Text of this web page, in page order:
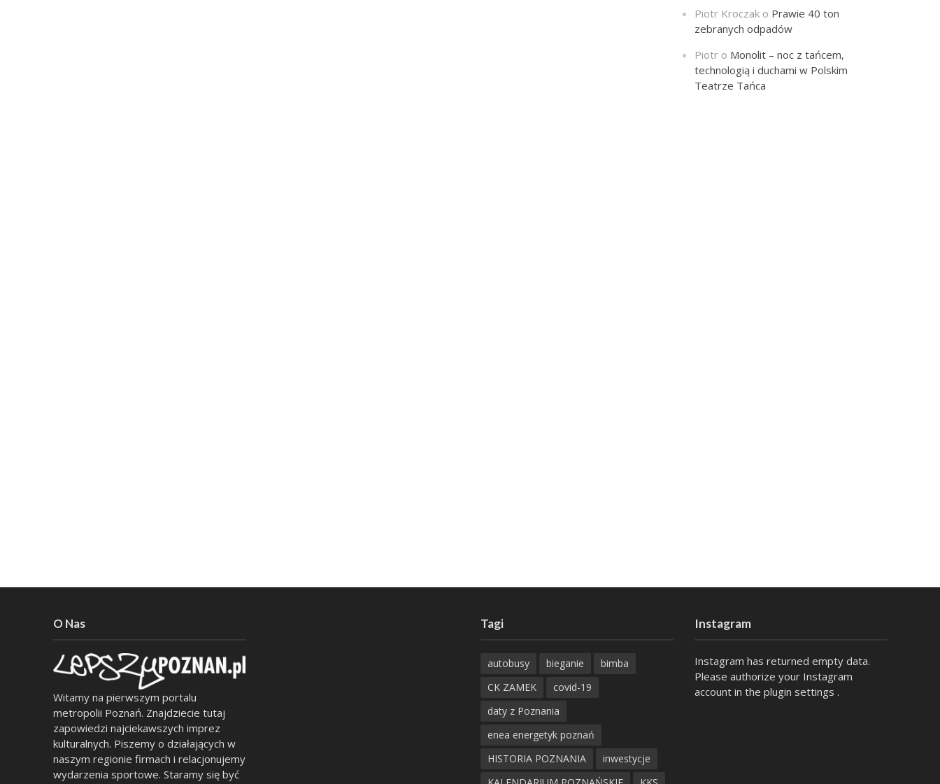
Piotr Kroczak o Prawie 40 ton
zebranych odpadów
Piotr o Monolit – noc z tańcem,
technologią i duchami w Polskim
Teatrze Tańca
O Nas
Witamy na pierwszym portalu
metropolii Poznań. Znajdziecie tutaj
zapowiedzi najciekawszych imprez
kulturalnych. Piszemy o działających w
naszym regionie firmach i relacjonujemy
wydarzenia sportowe. Staramy się być
Tagi
autobusy bieganie
bimba
CK ZAMEK
covid-19
daty z Poznania
enea energetyk poznań
HISTORIA POZNANIA
inwestycje
Instagram
Instagram has returned empty data.
Please authorize your Instagram
account in the plugin settings .